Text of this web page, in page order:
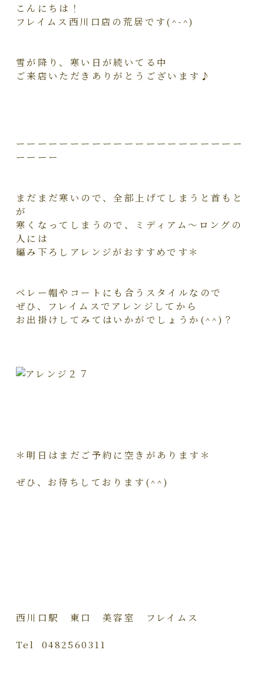
こんにちは！
フレイムス西川口店の荒居です(^-^)
雪が降り、寒い日が続いてる中
ご来店いただきありがとうございます♪
ーーーーーーーーーーーーーーーーーーーーー
ーーーー
まだまだ寒いので、全部上げてしまうと首もと
が
寒くなってしまうので、ミディアム～ロングの
人には
編み下ろしアレンジがおすすめです＊
ベレー帽やコートにも合うスタイルなので
ぜひ、フレイムスでアレンジしてから
お出掛けしてみてはいかがでしょうか(^^)？
＊明日はまだご予約に空きがあります＊
ぜひ、お待ちしております(^^)
西川口駅 東口 美容室 フレイムス
Tel 0482560311